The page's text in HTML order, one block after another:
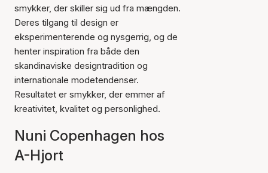
smykker, der skiller sig ud fra mængden.
Deres tilgang til design er
eksperimenterende og nysgerrig, og de
henter inspiration fra både den
skandinaviske designtradition og
internationale modetendenser.
Resultatet er smykker, der emmer af
kreativitet, kvalitet og personlighed.
Nuni Copenhagen hos
A-Hjort